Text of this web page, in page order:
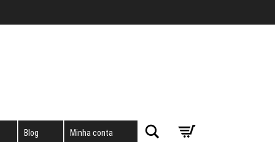
Blog Minha conta Pesquisar